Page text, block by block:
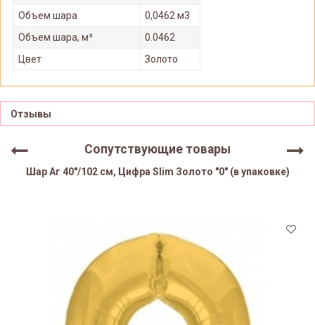
Объем шара
0,0462 м3
Объем шара, м³
0.0462
Цвет
Золото
Отзывы
Сопутствующие товары
Шар Аг 40"/102 см, Цифра Slim Золото "0" (в упаковке)